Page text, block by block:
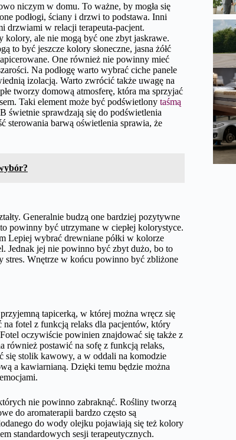
niczym w domu. To ważne, by mogła się
podłogi, ściany i drzwi to podstawa. Inni
drzwiami w relacji terapeuta-pacjent.
ale nie mogą być one zbyt jaskrawe.
to być jeszcze kolory słoneczne, jasna żółć
One również nie powinny mieć
Na podłogę warto wybrać ciche panele
izolacją. Warto zwrócić także uwagę na
tworzy domową atmosferę, która ma sprzyjać
Taki element może być podświetlony taśmą
świetnie sprawdzają się do podświetlenia
sterowania barwą oświetlenia sprawia, że
Generalnie budzą one bardziej pozytywne
powinny być utrzymane w ciepłej kolorystyce.
Lepiej wybrać drewniane półki w kolorze
Jednak jej nie powinno być zbyt dużo, bo to
stres. Wnętrze w końcu powinno być zbliżone
tapicerką, w której można wręcz się
fotel z funkcją relaks dla pacjentów, który
oczywiście powinien znajdować się także z
również postawić na sofę z funkcją relaks,
się stolik kawowy, a w oddali na komodzie
a kawiarnianą. Dzięki temu będzie można
nie powinno zabraknąć. Rośliny tworzą
do aromaterapii bardzo często są
do wody olejku pojawiają się też kolory
standardowych sesji terapeutycznych.